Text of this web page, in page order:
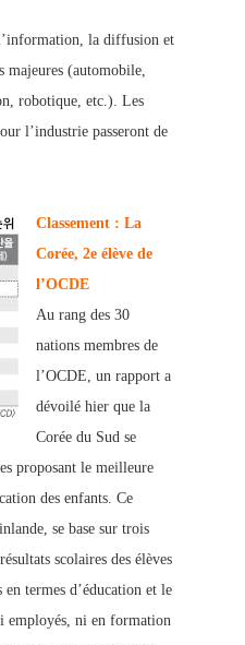
la diffusion et
majeures (automobile,
robotique, etc.). Les
l’industrie passeront de
Classement : La
Corée, 2e élève de
l’OCDE
Au rang des 30
nations membres de
l’OCDE, un rapport a
dévoilé hier que la
Corée du Sud se
proposant le meilleure
des enfants. Ce
se base sur trois
scolaires des élèves
en termes d’éducation et le
employés, ni en formation